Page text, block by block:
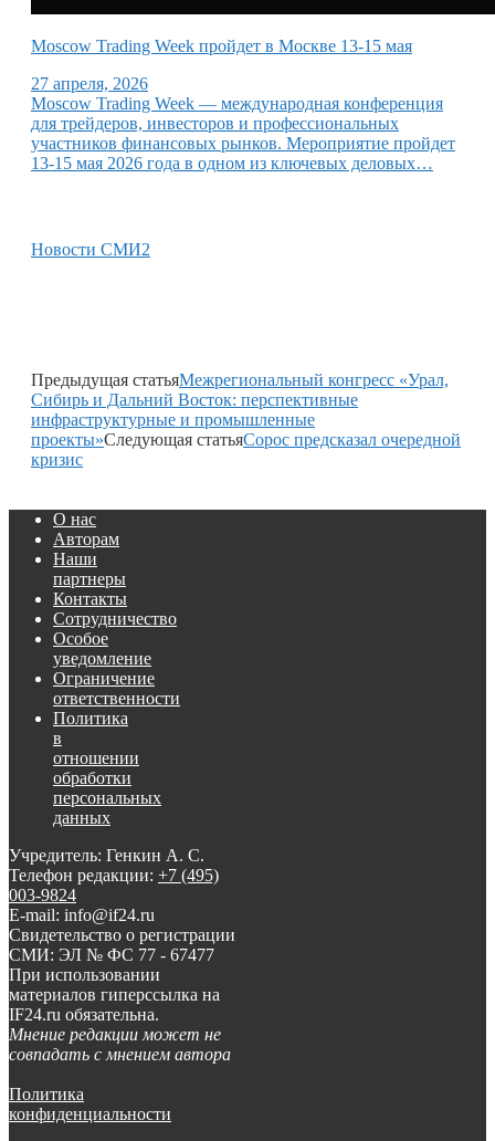
Moscow Trading Week пройдет в Москве 13-15 мая
27 апреля, 2026
Moscow Trading Week — международная конференция
для трейдеров, инвесторов и профессиональных
участников финансовых рынков. Мероприятие пройдет
13-15 мая 2026 года в одном из ключевых деловых…
Новости СМИ2
Предыдущая статьяМежрегиональный конгресс «Урал,
Сибирь и Дальний Восток: перспективные
инфраструктурные и промышленные
проекты»Следующая статьяСорос предсказал очередной
кризис
О нас
Авторам
Наши
партнеры
Контакты
Сотрудничество
Особое
уведомление
Ограничение
ответственности
Политика
в
отношении
обработки
персональных
данных
Учредитель: Генкин А. С.
Телефон редакции: +7 (495)
003-9824
E-mail: info@if24.ru
Свидетельство о регистрации
СМИ: ЭЛ № ФС 77 - 67477
При использовании
материалов гиперссылка на
IF24.ru обязательна.
Мнение редакции может не
совпадать с мнением автора
Политика
конфиденциальности